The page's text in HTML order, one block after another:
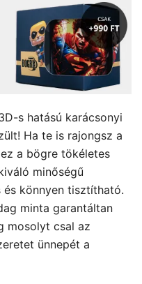
s hatású karácsonyi
Ha te is rajongsz a
a bögre tökéletes
minőségű
könnyen tisztítható.
minta garantáltan
mosolyt csal az
ünnepét a